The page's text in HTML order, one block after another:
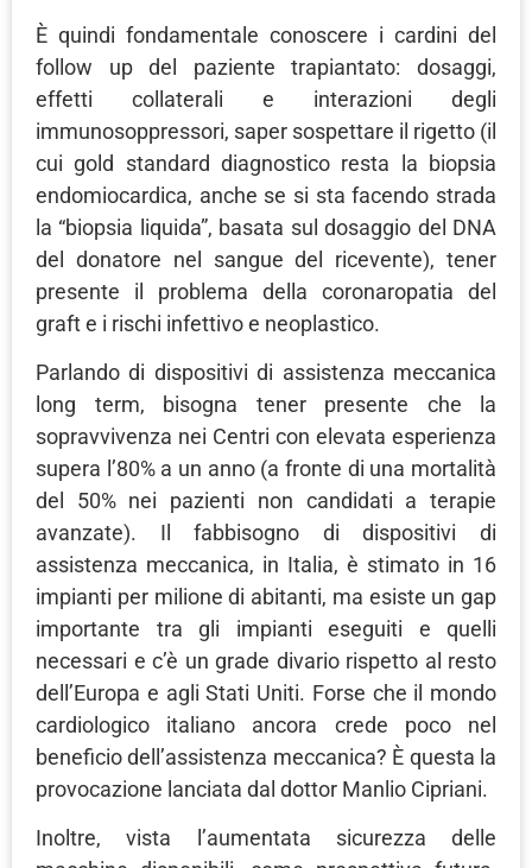
È quindi fondamentale conoscere i cardini del
follow up del paziente trapiantato: dosaggi,
effetti collaterali e interazioni degli
immunosoppressori, saper sospettare il rigetto (il
cui gold standard diagnostico resta la biopsia
endomiocardica, anche se si sta facendo strada
la “biopsia liquida”, basata sul dosaggio del DNA
del donatore nel sangue del ricevente), tener
presente il problema della coronaropatia del
graft e i rischi infettivo e neoplastico.
Parlando di dispositivi di assistenza meccanica
long term, bisogna tener presente che la
sopravvivenza nei Centri con elevata esperienza
supera l’80% a un anno (a fronte di una mortalità
del 50% nei pazienti non candidati a terapie
avanzate). Il fabbisogno di dispositivi di
assistenza meccanica, in Italia, è stimato in 16
impianti per milione di abitanti, ma esiste un gap
importante tra gli impianti eseguiti e quelli
necessari e c’è un grade divario rispetto al resto
dell’Europa e agli Stati Uniti. Forse che il mondo
cardiologico italiano ancora crede poco nel
beneficio dell’assistenza meccanica? È questa la
provocazione lanciata dal dottor Manlio Cipriani.
Inoltre, vista l’aumentata sicurezza delle